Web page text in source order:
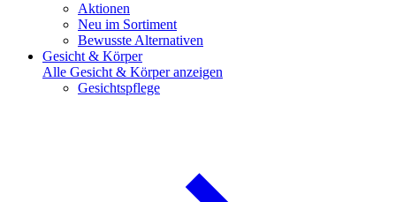
Aktionen
Neu im Sortiment
Bewusste Alternativen
Gesicht & Körper
Alle Gesicht & Körper anzeigen
Gesichtspflege